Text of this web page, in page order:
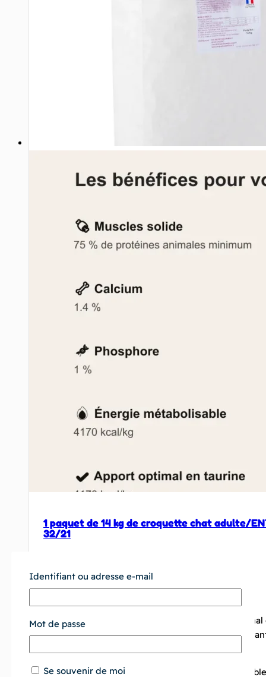
1 paquet de 14 kg de croquette chat adulte/
32/21
15 avis
Croquette pour chat formulée avec un ratio optimal
gras essentiels et fibres digestives, soutenant la
Une nutrition précise pour un bien-être félin
Identifiant ou adresse e-mail
Mot de passe
Se souvenir de moi